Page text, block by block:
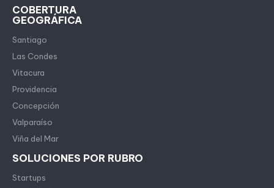
COBERTURA
GEOGRÁFICA
Santiago
Las Condes
Vitacura
Providencia
Concepción
Valparaíso
Viña del Mar
SOLUCIONES POR RUBRO
Startups